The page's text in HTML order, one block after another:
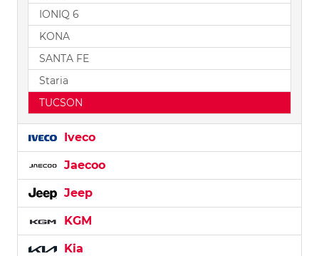
IONIQ 6
KONA
SANTA FE
Staria
TUCSON
Iveco
Jaecoo
Jeep
KGM
Kia